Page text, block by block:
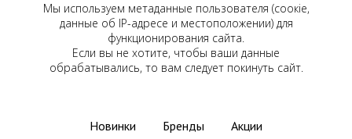
Мы используем метаданные пользователя (соокіе,
данные об IP-адресе и местоположении) для
функционирования сайта.
Если вы не хотите, чтобы ваши данные
обрабатывались, то вам следует покинуть сайт.
Новинки Бренды Акции